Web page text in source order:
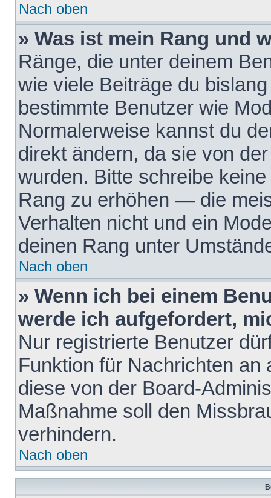
Nach oben
» Was ist mein Rang und
Ränge, die unter deinem
wie viele Beiträge du
bestimmte Benutzer wie
Normalerweise kannst du
direkt ändern, da sie von
wurden. Bitte schreibe
Rang zu erhöhen — die
Verhalten nicht und ein
deinen Rang unter
Nach oben
» Wenn ich bei einem
werde ich aufgefordert,
Nur registrierte Benutzer
Funktion für Nachrichten
diese von der Board-
Maßnahme soll den
verhindern.
Nach oben